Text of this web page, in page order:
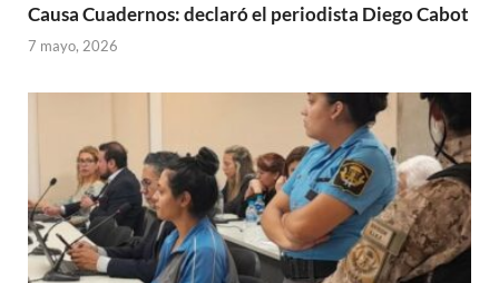
Causa Cuadernos: declaró el periodista Diego Cabot
7 mayo, 2026